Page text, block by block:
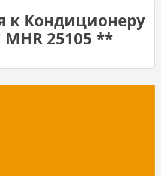
к Кондиционеру
MHR 25105 **